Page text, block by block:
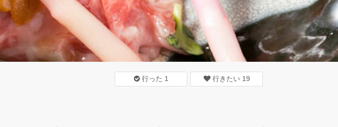
行った 1 行きたい 19